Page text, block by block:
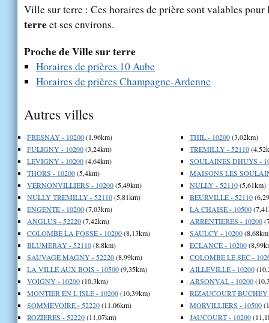
Ville sur terre : Ces horaires de prière sont valables
terreet ses environs.
Proche de Ville sur terre
Horaires de prières 10 Aube
Horaires de prières Champagne-Ardenne
Autres villes
FRESNAY - 10200(1,96km)
FULIGNY - 10200(3,24km)
LEVIGNY - 10200(4,64km)
THORS - 10200(5,4km)
VERNONVILLIERS - 10200(5,49km)
NULLY TREMILLY - 52110(5,81km)
ENGENTE - 10200(7,03km)
ANGLUS - 52220(7,42km)
COLOMBE LA FOSSE - 10200(8,13km)
BLUMERAY - 52110(8,8km)
SAUVAGE MAGNY - 52220(8,99km)
LA VILLE AUX BOIS - 10500(9,35km)
VOIGNY - 10200(10,3km)
MONTIER EN L ISLE - 10200(10,39km)
SOMMEVOIRE - 52220(11,06km)
ROZIERES - 52220(11,07km)
THIL - 10200(3,02km)
TREMILLY - 52110
SOULAINES DHUYS -
MAISONS LES
NULLY - 52110(5,61km)
BEURVILLE - 52110
LA CHAISE - 10500
ARRENTIERES - 10200
SAULCY - 10200
ECLANCE - 10200
COLOMBE LE SEC -
AILLEVILLE - 10200
ARSONVAL - 10200
RIZAUCOURT BUCHEY
MORVILLIERS - 10500
JAUCOURT - 10200